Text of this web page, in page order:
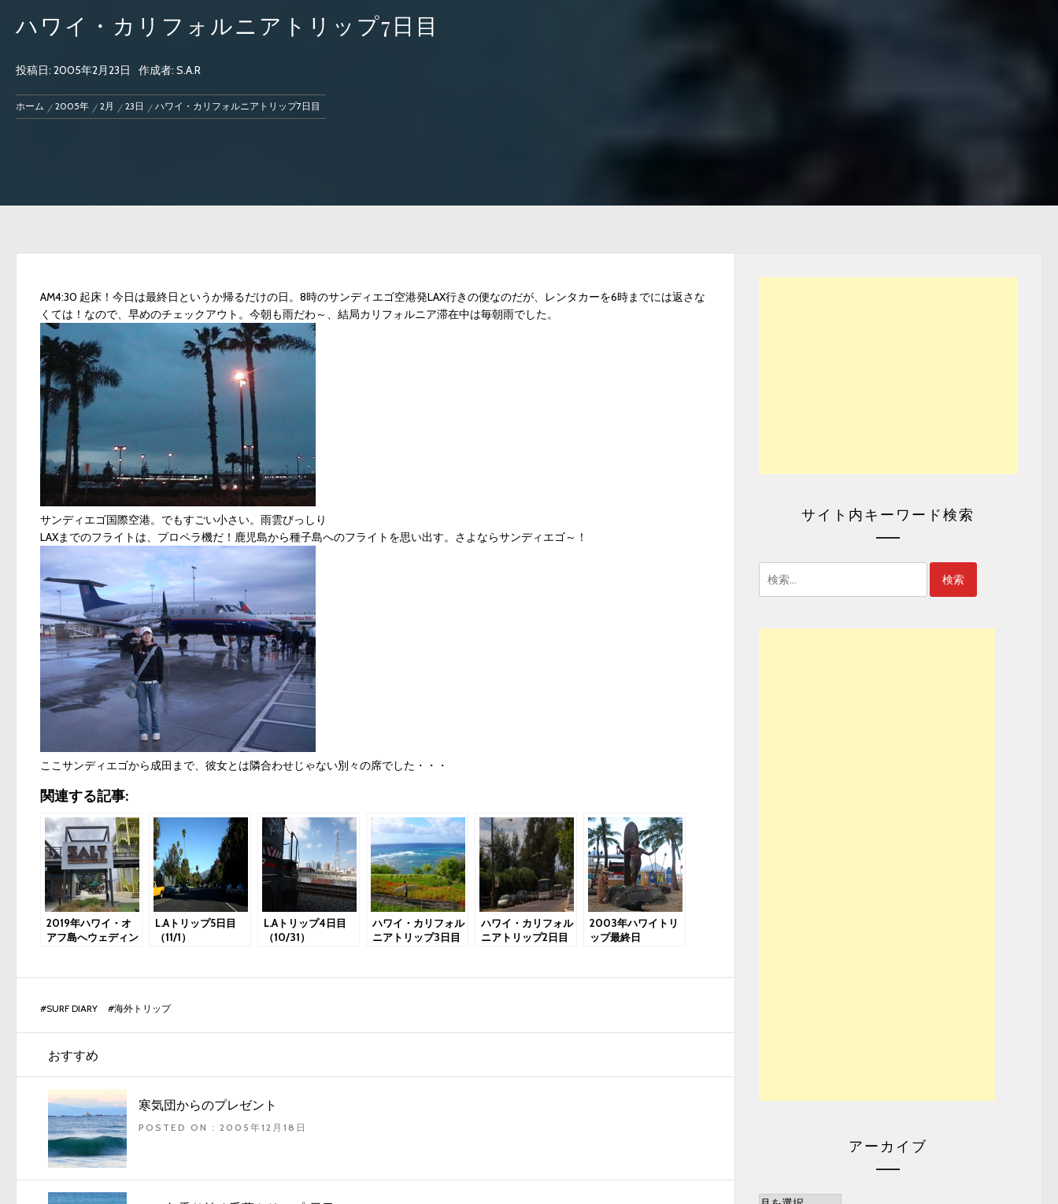
ハワイ・カリフォルニアトリップ7日目
投稿日: 2005年2月23日 作成者: S.A.R
ホーム 2005年 2月 23日 ハワイ・カリフォルニアトリップ7日目
AM4:30 起床！今日は最終日というか帰るだけの日。8時のサンディエゴ空港発LAX行きの便なのだが、レンタカーを6時までには返さな
くては！なので、早めのチェックアウト。今朝も雨だわ～、結局カリフォルニア滞在中は毎朝雨でした。
サンディエゴ国際空港。でもすごい小さい。雨雲びっしり
LAXまでのフライトは、プロペラ機だ！鹿児島から種子島へのフライトを思い出す。さよならサンディエゴ～！
ここサンディエゴから成田まで、彼女とは隣合わせじゃない別々の席でした・・・
関連する記事:
2019年ハワイ・オ
アフ島へウェディン
らワイキキバニアン
L.Aトリップ5日目
（11/1）
L.Aトリップ4日目
（10/31）
ハワイ・カリフォル
ニアトリップ3日目
ハワイ・カリフォル
ニアトリップ2日目
2003年ハワイトリ
ップ最終日
#SURF DIARY #海外トリップ
おすすめ
寒気団からのプレゼント
POSTED ON : 2005年12月18日
サイト内キーワード検索
検
索:
アーカイブ